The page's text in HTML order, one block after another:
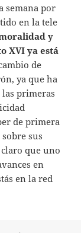
semana por
en la tele
y
XVI ya está
de
ya que ha
las primeras
de primera
sus
que uno
en
en la red